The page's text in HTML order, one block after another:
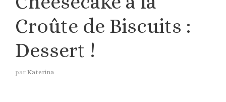
Croûte de Biscuits :
Dessert !
par Katerina